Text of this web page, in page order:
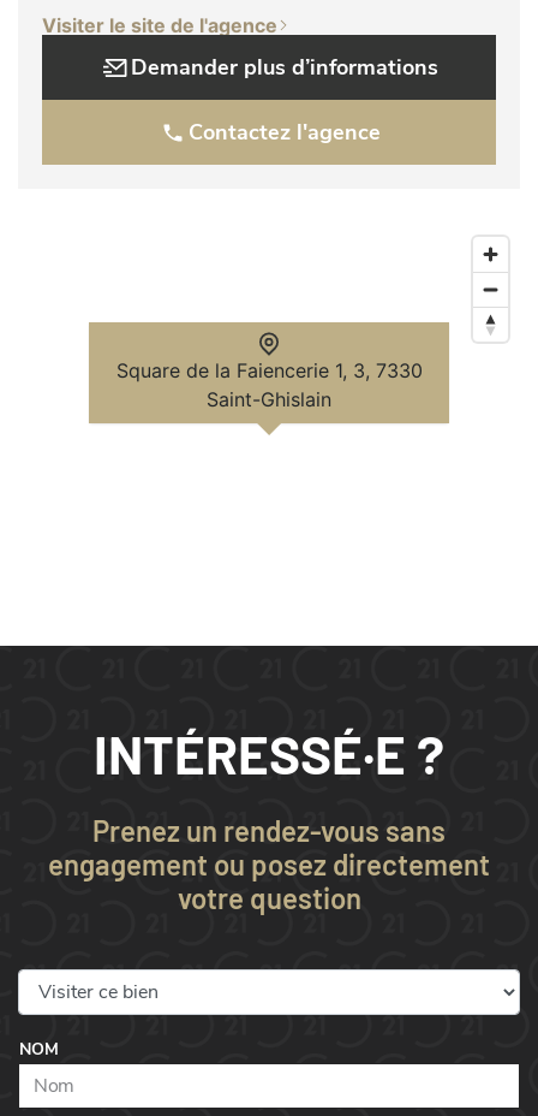
Visiter le site de l'agence
Demander plus d’informations
Contactez l'agence
Square de la Faiencerie 1, 3, 7330
Saint-Ghislain
INTÉRESSÉ·E ?
Prenez un rendez-vous sans
engagement ou posez directement
votre question
NOM